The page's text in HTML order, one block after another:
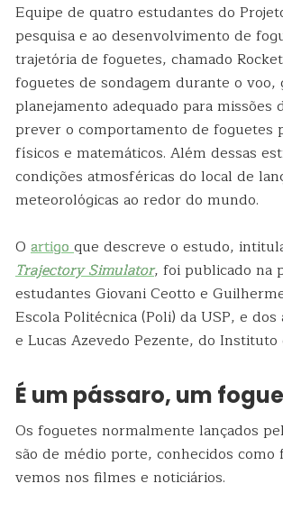
Equipe de quatro estudantes do
pesquisa e ao desenvolvimento de
trajetória de foguetes, chamado
foguetes de sondagem durante o
planejamento adequado para missões
prever o comportamento de foguetes
físicos e matemáticos. Além dessas
condições atmosféricas do local de
meteorológicas ao redor do mundo.
O artigoque descreve o estudo,
Trajectory Simulator, foi publicado na
estudantes Giovani Ceotto e
Escola Politécnica (Poli) da USP, e
e Lucas Azevedo Pezente, do
É um pássaro, um
Os foguetes normalmente lançados
são de médio porte, conhecidos
vemos nos filmes e noticiários.